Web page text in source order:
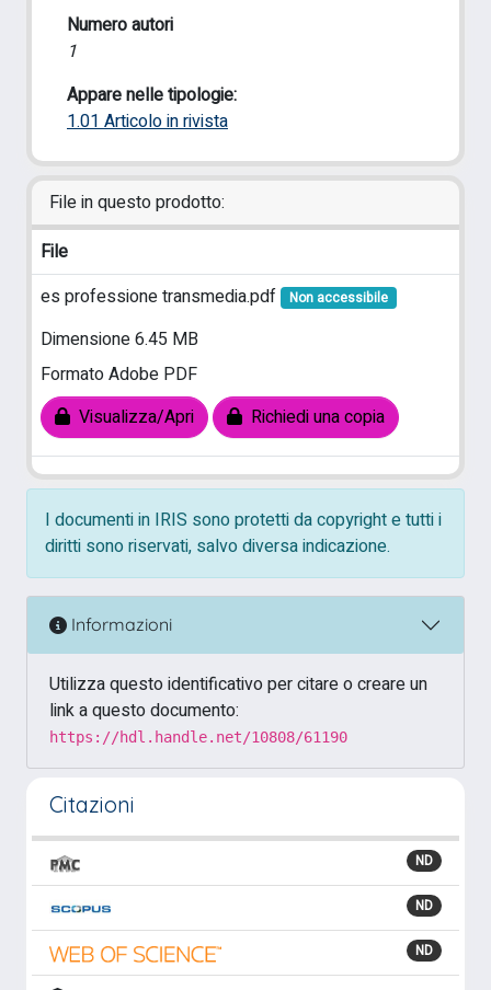
Numero autori
1
Appare nelle tipologie:
1.01 Articolo in rivista
File in questo prodotto:
File
es professione transmedia.pdf
Non accessibile
Dimensione 6.45 MB
Formato Adobe PDF
Visualizza/Apri
Richiedi una copia
I documenti in IRIS sono protetti da copyright e tutti i
diritti sono riservati, salvo diversa indicazione.
Informazioni
Utilizza questo identificativo per citare o creare un
link a questo documento:
https://hdl.handle.net/10808/61190
Citazioni
ND
ND
ND